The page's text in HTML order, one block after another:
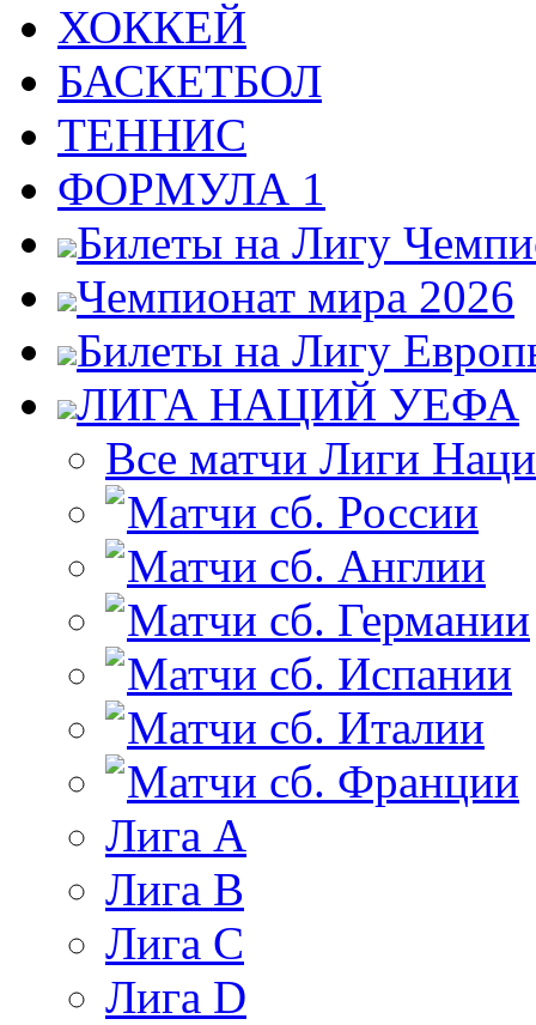
ХОККЕЙ
БАСКЕТБОЛ
ТЕННИС
ФОРМУЛА 1
Билеты на Лигу
Чемпионат мира 2026
Билеты на Лигу
ЛИГА НАЦИЙ УЕФА
Все матчи Лиги
Матчи сб. России
Матчи сб. Англии
Матчи сб. Германии
Матчи сб. Испании
Матчи сб. Италии
Матчи сб. Франции
Лига А
Лига B
Лига C
Лига D